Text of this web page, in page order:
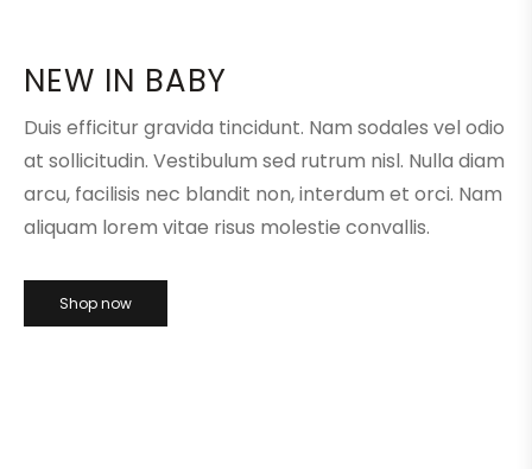
NEW IN BABY
Duis efficitur gravida tincidunt. Nam sodales vel odio
at sollicitudin. Vestibulum sed rutrum nisl. Nulla diam
arcu, facilisis nec blandit non, interdum et orci. Nam
aliquam lorem vitae risus molestie convallis.
Shop now